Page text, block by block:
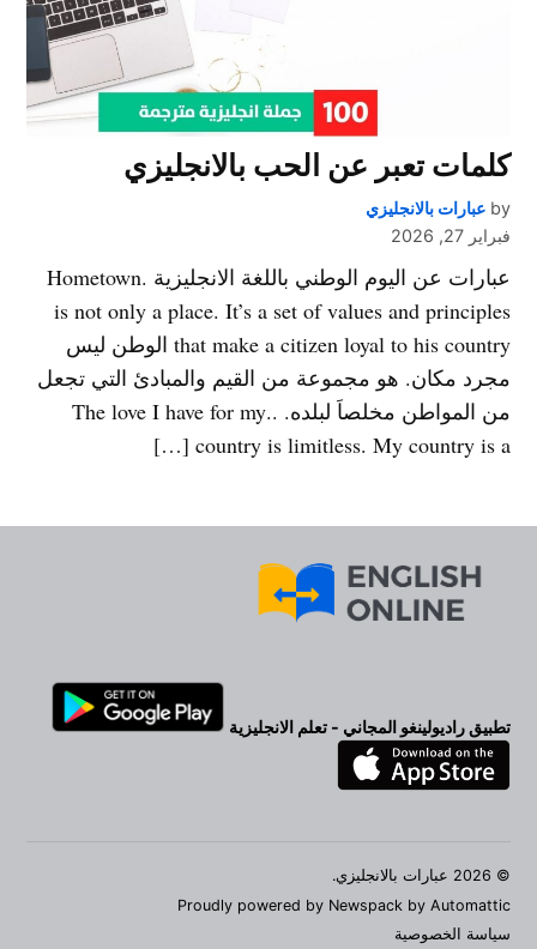
كلمات تعبر عن الحب بالانجليزي
by عبارات بالانجليزي
فبراير 27, 2026
عبارات عن اليوم الوطني باللغة الانجليزية .Hometown
is not only a place. It’s a set of values and principles
that make a citizen loyal to his country الوطن ليس
مجرد مكان. هو مجموعة من القيم والمبادئ التي تجعل
من المواطن مخلصاَ لبلده. ..The love I have for my
country is limitless. My country is a […]
تطبيق راديولينغو المجاني - تعلم الانجليزية
© 2026 عبارات بالانجليزي.
Proudly powered by Newspack by Automattic
سياسة الخصوصية